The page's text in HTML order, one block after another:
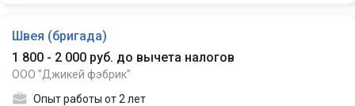
Швея (бригада)
1 800 - 2 000 руб. до вычета налогов
ООО "Джикей фэбрик"
Опыт работы от 2 лет